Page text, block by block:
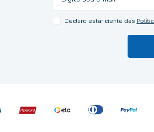
Declaro estar ciente das